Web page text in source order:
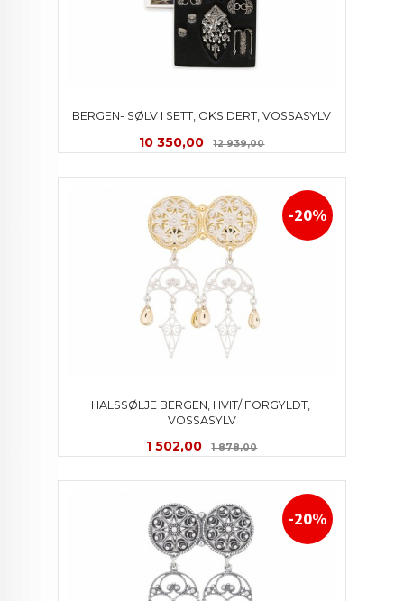
BERGEN- SØLV I SETT, OKSIDERT, VOSSASYLV
Tilbud
10 350,00 12 939,00Rabatt
HALSSØLJE BERGEN, HVIT/ FORGYLDT,
VOSSASYLV
Tilbud
1 502,00 1 878,00Rabatt
-20%
-20%